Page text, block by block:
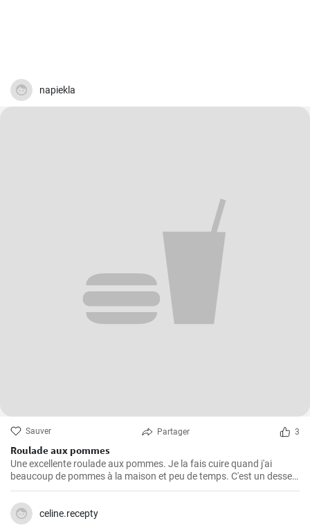
napiekla
Sauver Partager 3
Roulade aux pommes
Une excellente roulade aux pommes. Je la fais cuire quand j'ai
beaucoup de pommes à la maison et peu de temps. C'est un dessert
rapide et facile qui plait toujours.
celine.recepty